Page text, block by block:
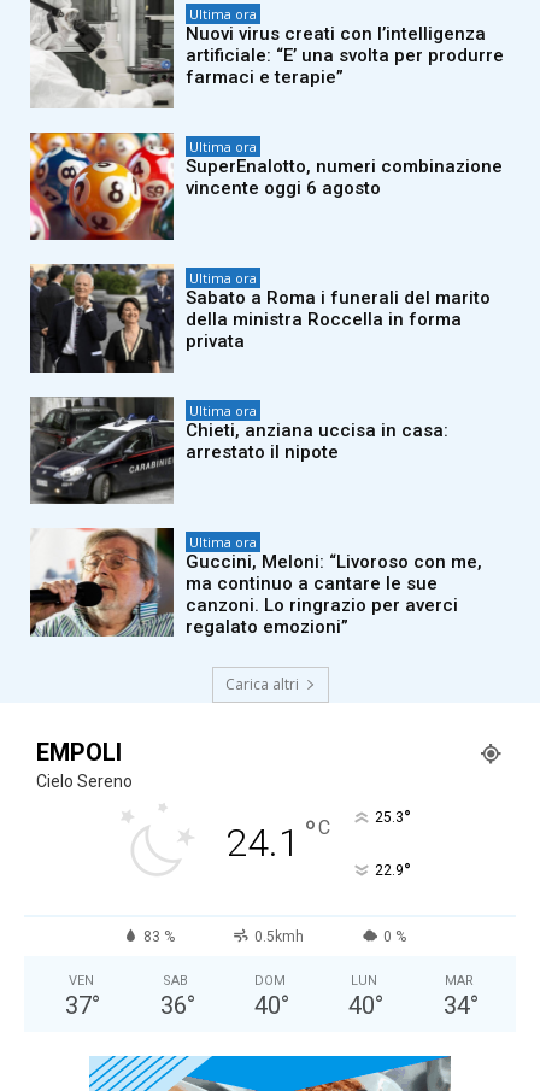
Ultima ora
Nuovi virus creati con l’intelligenza
artificiale: “E’ una svolta per produrre
farmaci e terapie”
Ultima ora
SuperEnalotto, numeri combinazione
vincente oggi 6 agosto
Ultima ora
Sabato a Roma i funerali del marito
della ministra Roccella in forma
privata
Ultima ora
Chieti, anziana uccisa in casa:
arrestato il nipote
Ultima ora
Guccini, Meloni: “Livoroso con me,
ma continuo a cantare le sue
canzoni. Lo ringrazio per averci
regalato emozioni”
Carica altri
EMPOLI
Cielo Sereno
24.1 °C 25.3°
22.9°
83 % 0.5kmh 0 %
VEN
37°
SAB
36°
DOM
40°
LUN
40°
MAR
34°